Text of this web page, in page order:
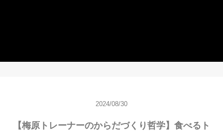
2024/08/30
【梅原トレーナーのからだづくり哲学】食べるト